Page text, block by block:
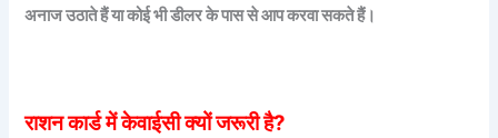
अनाज उठाते हैं या कोई भी डीलर के पास से आप करवा सकते हैं।
राशन कार्ड में केवाईसी क्यों जरूरी है?